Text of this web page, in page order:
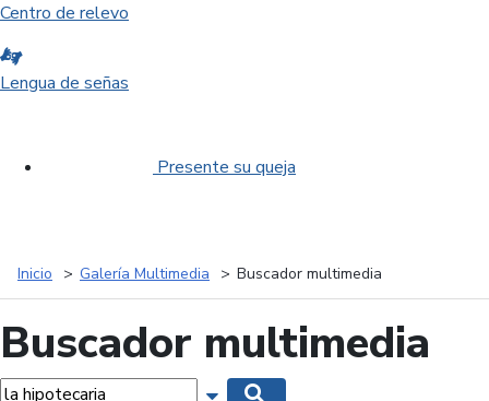
Centro de relevo
Lengua de señas
Presente su queja
Inicio Galería Multimedia Buscador multimedia
Buscador multimedia
Mostrar opciones de búsqueda